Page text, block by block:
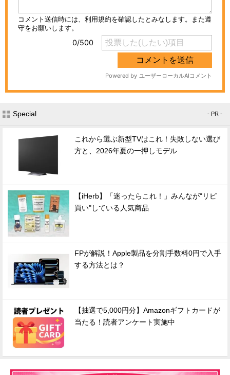
Special - PR -
これから選ぶ新型TVはこれ！失敗しない選び
方と、2026年夏の一押しモデル
【iHerb】「迷ったらこれ！」みんなが"リピ
買い"している人気商品
FPが解説！Apple製品を分割手数料0円で入手
する方法とは？
【抽選で5,000円分】Amazonギフトカードが
当たる！読者アンケート実施中